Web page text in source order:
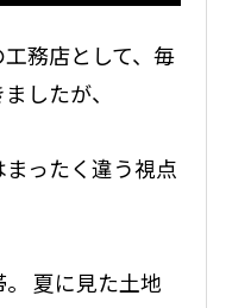
務店として、毎
したが、
ったく違う視点
夏に見た土地